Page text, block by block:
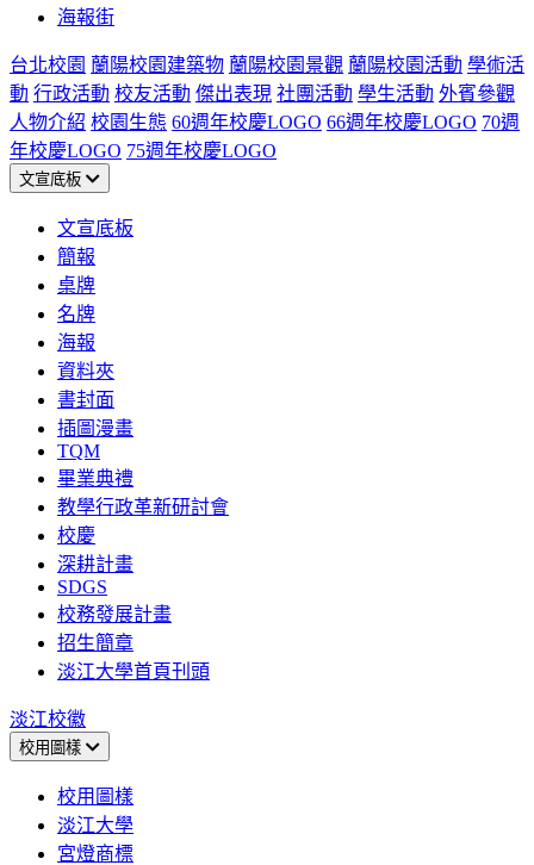
海報街
台北校園 蘭陽校園建築物 蘭陽校園景觀 蘭陽校園活動 學術活
動 行政活動 校友活動 傑出表現 社團活動 學生活動 外賓參觀
人物介紹 校園生態 60週年校慶LOGO 66週年校慶LOGO 70週
年校慶LOGO 75週年校慶LOGO
文宣底板
文宣底板
簡報
桌牌
名牌
海報
資料夾
書封面
插圖漫畫
TQM
畢業典禮
教學行政革新研討會
校慶
深耕計畫
SDGS
校務發展計畫
招生簡章
淡江大學首頁刊頭
淡江校徽
校用圖樣
校用圖樣
淡江大學
宮燈商標